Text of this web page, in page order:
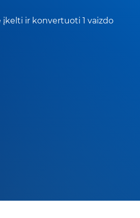
ir konvertuoti 1 vaizdo